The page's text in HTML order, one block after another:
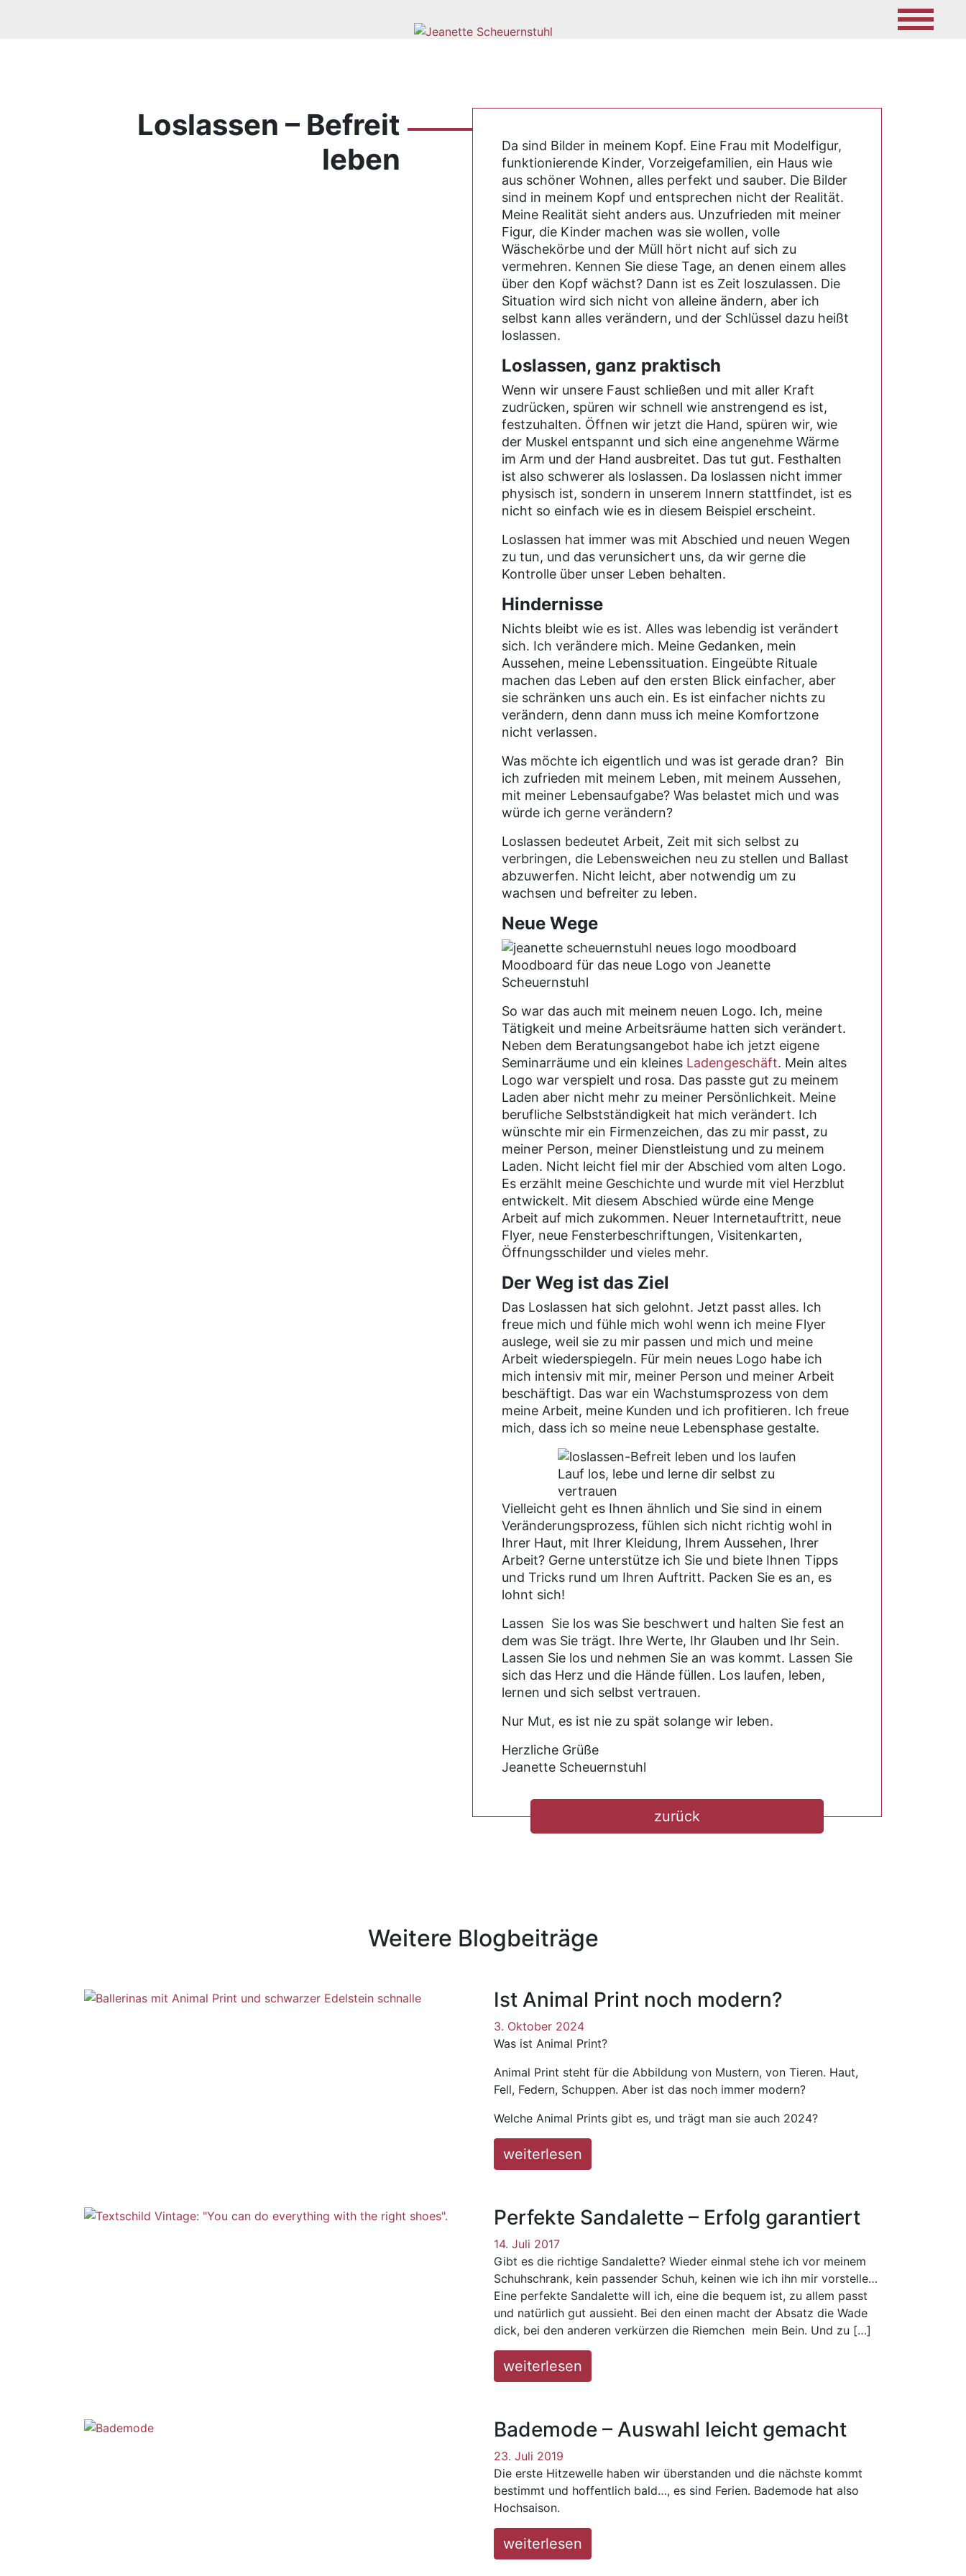
Loslassen – Befreit
leben
Da sind Bilder in meinem Kopf. Eine Frau mit Modelfigur,
funktionierende Kinder, Vorzeigefamilien, ein Haus wie
aus schöner Wohnen, alles perfekt und sauber. Die Bilder
sind in meinem Kopf und entsprechen nicht der Realität.
Meine Realität sieht anders aus. Unzufrieden mit meiner
Figur, die Kinder machen was sie wollen, volle
Wäschekörbe und der Müll hört nicht auf sich zu
vermehren. Kennen Sie diese Tage, an denen einem alles
über den Kopf wächst? Dann ist es Zeit loszulassen. Die
Situation wird sich nicht von alleine ändern, aber ich
selbst kann alles verändern, und der Schlüssel dazu heißt
loslassen.
Loslassen, ganz praktisch
Wenn wir unsere Faust schließen und mit aller Kraft
zudrücken, spüren wir schnell wie anstrengend es ist,
festzuhalten. Öffnen wir jetzt die Hand, spüren wir, wie
der Muskel entspannt und sich eine angenehme Wärme
im Arm und der Hand ausbreitet. Das tut gut. Festhalten
ist also schwerer als loslassen. Da loslassen nicht immer
physisch ist, sondern in unserem Innern stattfindet, ist es
nicht so einfach wie es in diesem Beispiel erscheint.
Loslassen hat immer was mit Abschied und neuen Wegen
zu tun, und das verunsichert uns, da wir gerne die
Kontrolle über unser Leben behalten.
Hindernisse
Nichts bleibt wie es ist. Alles was lebendig ist verändert
sich. Ich verändere mich. Meine Gedanken, mein
Aussehen, meine Lebenssituation. Eingeübte Rituale
machen das Leben auf den ersten Blick einfacher, aber
sie schränken uns auch ein. Es ist einfacher nichts zu
verändern, denn dann muss ich meine Komfortzone
nicht verlassen.
Was möchte ich eigentlich und was ist gerade dran? Bin
ich zufrieden mit meinem Leben, mit meinem Aussehen,
mit meiner Lebensaufgabe? Was belastet mich und was
würde ich gerne verändern?
Loslassen bedeutet Arbeit, Zeit mit sich selbst zu
verbringen, die Lebensweichen neu zu stellen und Ballast
abzuwerfen. Nicht leicht, aber notwendig um zu
wachsen und befreiter zu leben.
Neue Wege
Moodboard für das neue Logo von Jeanette
Scheuernstuhl
So war das auch mit meinem neuen Logo. Ich, meine
Tätigkeit und meine Arbeitsräume hatten sich verändert.
Neben dem Beratungsangebot habe ich jetzt eigene
Seminarräume und ein kleines Ladengeschäft. Mein altes
Logo war verspielt und rosa. Das passte gut zu meinem
Laden aber nicht mehr zu meiner Persönlichkeit. Meine
berufliche Selbstständigkeit hat mich verändert. Ich
wünschte mir ein Firmenzeichen, das zu mir passt, zu
meiner Person, meiner Dienstleistung und zu meinem
Laden. Nicht leicht fiel mir der Abschied vom alten Logo.
Es erzählt meine Geschichte und wurde mit viel Herzblut
entwickelt. Mit diesem Abschied würde eine Menge
Arbeit auf mich zukommen. Neuer Internetauftritt, neue
Flyer, neue Fensterbeschriftungen, Visitenkarten,
Öffnungsschilder und vieles mehr.
Der Weg ist das Ziel
Das Loslassen hat sich gelohnt. Jetzt passt alles. Ich
freue mich und fühle mich wohl wenn ich meine Flyer
auslege, weil sie zu mir passen und mich und meine
Arbeit wiederspiegeln. Für mein neues Logo habe ich
mich intensiv mit mir, meiner Person und meiner Arbeit
beschäftigt. Das war ein Wachstumsprozess von dem
meine Arbeit, meine Kunden und ich profitieren. Ich freue
mich, dass ich so meine neue Lebensphase gestalte.
Lauf los, lebe und lerne dir selbst zu
vertrauen
Vielleicht geht es Ihnen ähnlich und Sie sind in einem
Veränderungsprozess, fühlen sich nicht richtig wohl in
Ihrer Haut, mit Ihrer Kleidung, Ihrem Aussehen, Ihrer
Arbeit? Gerne unterstütze ich Sie und biete Ihnen Tipps
und Tricks rund um Ihren Auftritt. Packen Sie es an, es
lohnt sich!
Lassen Sie los was Sie beschwert und halten Sie fest an
dem was Sie trägt. Ihre Werte, Ihr Glauben und Ihr Sein.
Lassen Sie los und nehmen Sie an was kommt. Lassen Sie
sich das Herz und die Hände füllen. Los laufen, leben,
lernen und sich selbst vertrauen.
Nur Mut, es ist nie zu spät solange wir leben.
Herzliche Grüße
Jeanette Scheuernstuhl
zurück
Weitere Blogbeiträge
Ist Animal Print noch modern?
3. Oktober 2024
Was ist Animal Print?
Animal Print steht für die Abbildung von Mustern, von Tieren. Haut,
Fell, Federn, Schuppen. Aber ist das noch immer modern?
Welche Animal Prints gibt es, und trägt man sie auch 2024?
weiterlesen
Perfekte Sandalette – Erfolg garantiert
14. Juli 2017
Gibt es die richtige Sandalette? Wieder einmal stehe ich vor meinem
Schuhschrank, kein passender Schuh, keinen wie ich ihn mir vorstelle…
Eine perfekte Sandalette will ich, eine die bequem ist, zu allem passt
und natürlich gut aussieht. Bei den einen macht der Absatz die Wade
dick, bei den anderen verkürzen die Riemchen mein Bein. Und zu […]
weiterlesen
Bademode – Auswahl leicht gemacht
23. Juli 2019
Die erste Hitzewelle haben wir überstanden und die nächste kommt
bestimmt und hoffentlich bald…, es sind Ferien. Bademode hat also
Hochsaison.
weiterlesen